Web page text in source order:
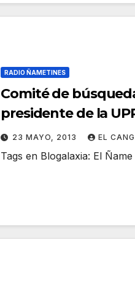
RADIO ÑAMETINES
Comité de
presidente de la
acelerado y sin
23 MAYO, 2013 EL
Tags en Blogalaxia: El